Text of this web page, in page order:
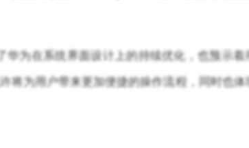
为在系统界面设计上的持续优化，也预示着
将为用户带来更加便捷的操作流程，同时也体